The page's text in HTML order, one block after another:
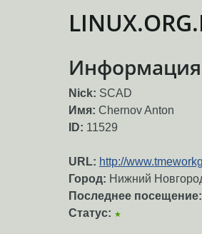
Информация
Nick: SCAD
Имя: Chernov Anton
ID: 11529
URL: http://
Город: Нижний
Последнее посещение:
Статус: ★